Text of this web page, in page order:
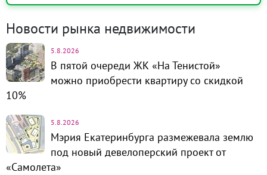
Новости рынка недвижимости
5.8.2026
В пятой очереди ЖК «На Тенистой»
можно приобрести квартиру со скидкой
10%
5.8.2026
Мэрия Екатеринбурга размежевала землю
под новый девелоперский проект от
«Самолета»